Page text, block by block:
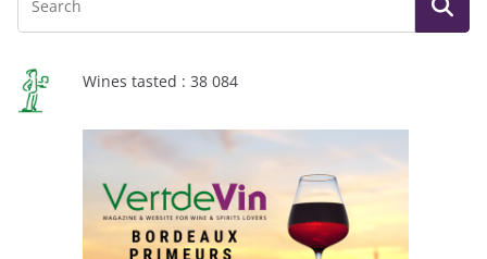
Wines tasted : 38 084